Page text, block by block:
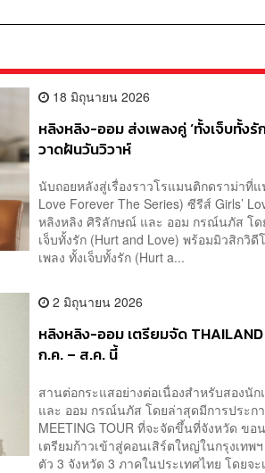
18 มิถุนายน 2026
หลิงหลิง-ออม ส่งเพลงคู่ ‘ทั้งเจ็บทั้ง
วาดฝันวันวิวาห์
นับถอยหลังสู่เรื่องราวโรแมนติกดราม่าที่
Love Forever The Series) ซีรีส์ Girls’
หลิงหลิง ศิริลักษณ์ และ ออม กรณ์นภัส โด
เจ็บทั้งรัก (Hurt and Love) พร้อมมิวสิก
เพลง ทั้งเจ็บทั้งรัก (Hurt a...
2 มิถุนายน 2026
หลิงหลิง-ออม เตรียมจัด THAILAND
ก.ค. – ส.ค. นี้
สานต่อกระแสอย่างต่อเนื่องสำหรับสองนั
และ ออม กรณ์นภัส โดยล่าสุดมีการประกา
MEETING TOUR ที่จะจัดขึ้นที่จังหวัด ขอ
เตรียมก้าวเข้าสู่คอนเสิร์ตใหญ่ในกรุงเ
ตัว 3 จังหวัด 3 ภาคในประเทศไทย โดยจะ